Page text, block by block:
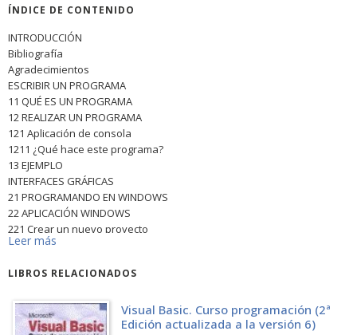
ÍNDICE DE CONTENIDO
INTRODUCCIÓN
Bibliografía
Agradecimientos
ESCRIBIR UN PROGRAMA
11 QUÉ ES UN PROGRAMA
12 REALIZAR UN PROGRAMA
121 Aplicación de consola
1211 ¿Qué hace este programa?
13 EJEMPLO
INTERFACES GRÁFICAS
21 PROGRAMANDO EN WINDOWS
22 APLICACIÓN WINDOWS
221 Crear un nuevo proyecto
222 El formulario
224 Borrar un control
226 Escribir los controladores de eventos
LENGUAJE BASIC
Leer más
LIBROS RELACIONADOS
Visual Basic. Curso programación (2ª
Edición actualizada a la versión 6)